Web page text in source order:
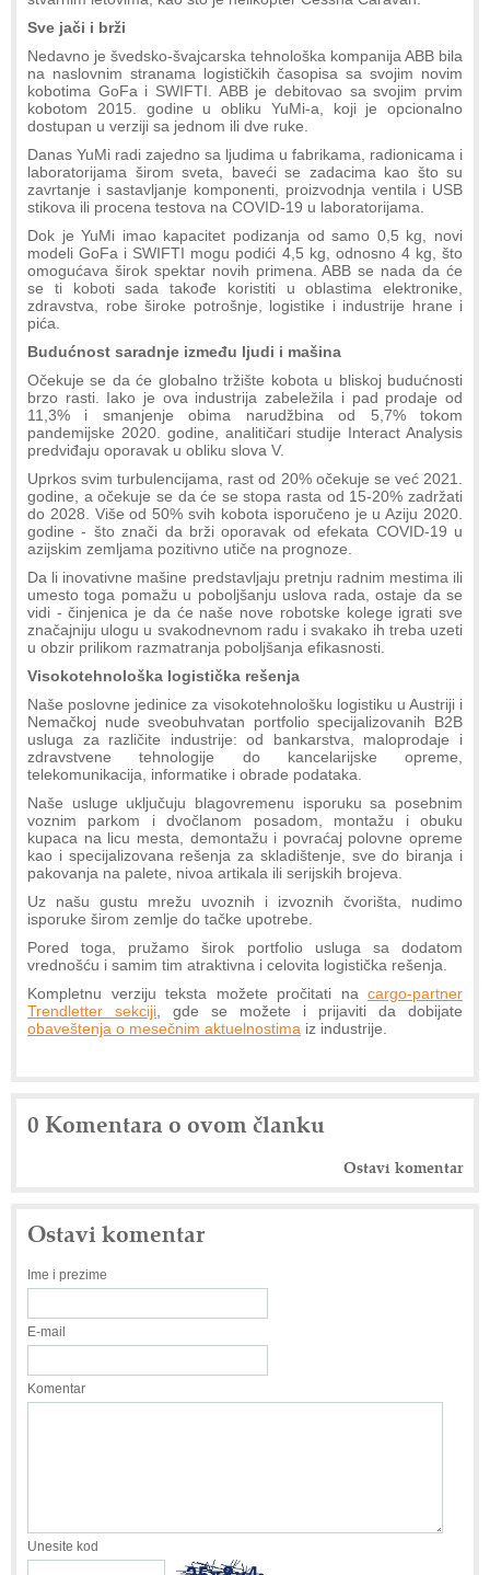
Sve jači i brži
Nedavno je švedsko-švajcarska tehnološka kompanija ABB bila
na naslovnim stranama logističkih časopisa sa svojim novim
kobotima GoFa i SWIFTI. ABB je debitovao sa svojim prvim
kobotom 2015. godine u obliku YuMi-a, koji je opcionalno
dostupan u verziji sa jednom ili dve ruke.
Danas YuMi radi zajedno sa ljudima u fabrikama, radionicama i
laboratorijama širom sveta, baveći se zadacima kao što su
zavrtanje i sastavljanje komponenti, proizvodnja ventila i USB
stikova ili procena testova na COVID-19 u laboratorijama.
Dok je YuMi imao kapacitet podizanja od samo 0,5 kg, novi
modeli GoFa i SWIFTI mogu podići 4,5 kg, odnosno 4 kg, što
omogućava širok spektar novih primena. ABB se nada da će
se ti koboti sada takođe koristiti u oblastima elektronike,
zdravstva, robe široke potrošnje, logistike i industrije hrane i
pića.
Budućnost saradnje između ljudi i mašina
Očekuje se da će globalno tržište kobota u bliskoj budućnosti
brzo rasti. Iako je ova industrija zabeležila i pad prodaje od
11,3% i smanjenje obima narudžbina od 5,7% tokom
pandemijske 2020. godine, analitičari studije Interact Analysis
predviđaju oporavak u obliku slova V.
Uprkos svim turbulencijama, rast od 20% očekuje se već 2021.
godine, a očekuje se da će se stopa rasta od 15-20% zadržati
do 2028. Više od 50% svih kobota isporučeno je u Aziju 2020.
godine - što znači da brži oporavak od efekata COVID-19 u
azijskim zemljama pozitivno utiče na prognoze.
Da li inovativne mašine predstavljaju pretnju radnim mestima ili
umesto toga pomažu u poboljšanju uslova rada, ostaje da se
vidi - činjenica je da će naše nove robotske kolege igrati sve
značajniju ulogu u svakodnevnom radu i svakako ih treba uzeti
u obzir prilikom razmatranja poboljšanja efikasnosti.
Visokotehnološka logistička rešenja
Naše poslovne jedinice za visokotehnološku logistiku u Austriji i
Nemačkoj nude sveobuhvatan portfolio specijalizovanih B2B
usluga za različite industrije: od bankarstva, maloprodaje i
zdravstvene tehnologije do kancelarijske opreme,
telekomunikacija, informatike i obrade podataka.
Naše usluge uključuju blagovremenu isporuku sa posebnim
voznim parkom i dvočlanom posadom, montažu i obuku
kupaca na licu mesta, demontažu i povraćaj polovne opreme
kao i specijalizovana rešenja za skladištenje, sve do biranja i
pakovanja na palete, nivoa artikala ili serijskih brojeva.
Uz našu gustu mrežu uvoznih i izvoznih čvorišta, nudimo
isporuke širom zemlje do tačke upotrebe.
Pored toga, pružamo širok portfolio usluga sa dodatom
vrednošću i samim tim atraktivna i celovita logistička rešenja.
Kompletnu verziju teksta možete pročitati na cargo-partner
Trendletter sekciji , gde se možete i prijaviti da dobijate
obaveštenja o mesečnim aktuelnostima iz industrije.
0 Komentara o ovom članku
Ostavi komentar
Ostavi komentar
Ime i prezime
E-mail
Komentar
Unesite kod